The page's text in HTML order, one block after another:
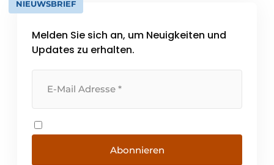
NIEUWSBRIEF
Melden Sie sich an, um Neuigkeiten und
Updates zu erhalten.
Abonnieren